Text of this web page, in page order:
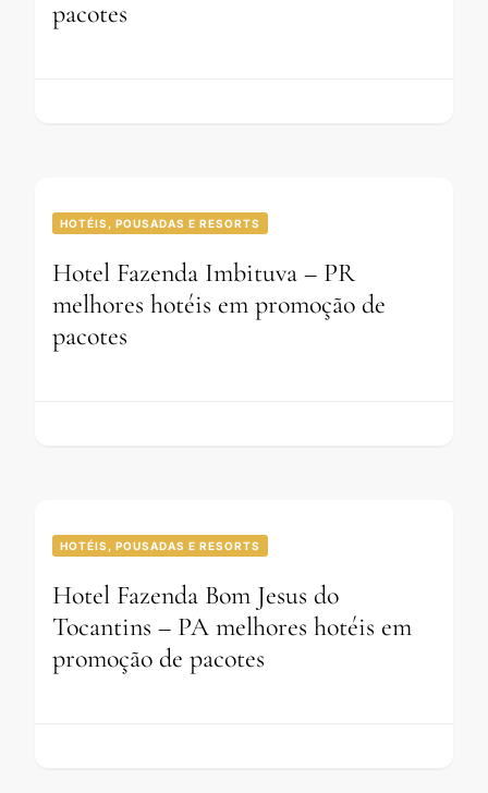
pacotes
HOTÉIS, POUSADAS E RESORTS
Hotel Fazenda Imbituva – PR
melhores hotéis em promoção de
pacotes
HOTÉIS, POUSADAS E RESORTS
Hotel Fazenda Bom Jesus do
Tocantins – PA melhores hotéis em
promoção de pacotes